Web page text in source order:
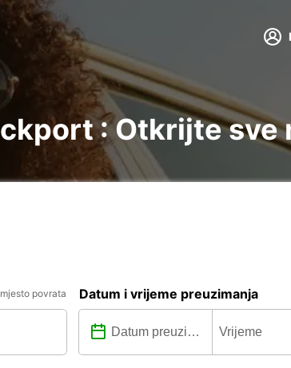
: Otkrijte sve
povrata Datum i vrijeme preuzimanja